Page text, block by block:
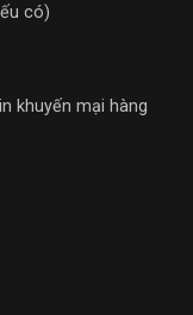
có)
khuyến mại hàng